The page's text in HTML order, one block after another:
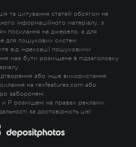
та цитування статей обсягом не
інформаційного матеріалу, з
посилання на джерело, а для
для пошукових систем
від індексації пошуковими
має бути розміщене в підзаголовку
або інше використання
на rexfeatures.com або
заборонені.
и P розміщені на правах реклами.
за достовірність цієї